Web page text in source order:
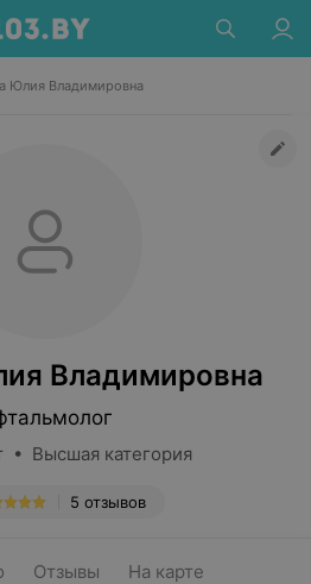
Юлия Владимировна
Владимировна
• Высшая категория
5 отзывов
Отзывы На карте